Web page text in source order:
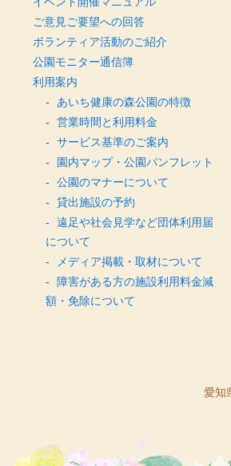
ご意見ご要望への回答
ボランティア活動のご紹介
公園モニター通信簿
利用案内
あいち健康の森公園の特徴
営業時間と利用料金
サービス基準のご案内
園内マップ・公園パンフレット
公園のマナーについて
貸出施設の予約
遠足や社会見学など団体利用届
について
メディア掲載・取材について
障害がある方の施設利用料金減
額・免除について
愛知